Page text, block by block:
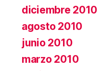
diciembre 2010
agosto 2010
junio 2010
marzo 2010